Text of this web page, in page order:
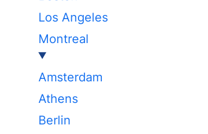
Los Angeles
Montreal
Amsterdam
Athens
Berlin